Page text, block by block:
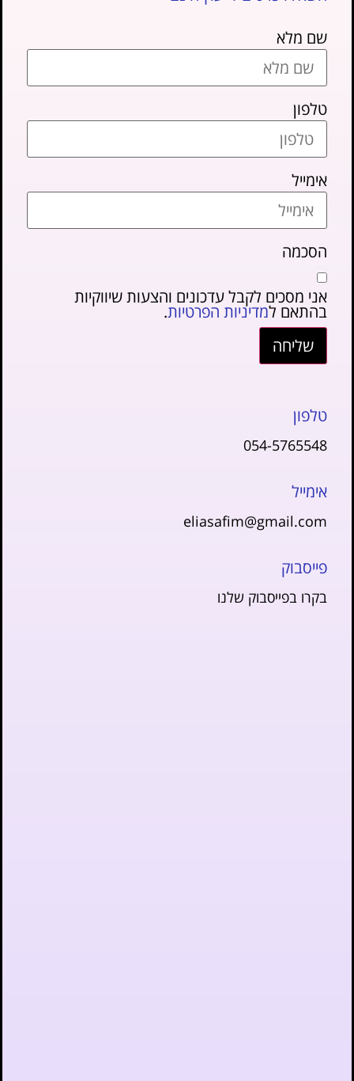
שם מלא
טלפון
אימייל
הסכמה
אני מסכים לקבל עדכונים והצעות שיווקיות
בהתאם למדיניות הפרטיות.
שליחה
טלפון
054-5765548
אימייל
eliasafim@gmail.com
פייסבוק
בקרו בפייסבוק שלנו